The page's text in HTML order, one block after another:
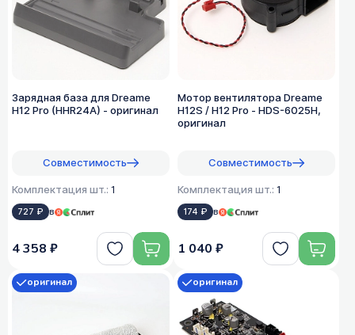
Зарядная база для Dreame
H12 Pro (HHR24A) - оригинал
Совместимость
Комплектация шт.: 1
727 ₽ в
4 358 ₽
Мотор вентилятора Dreame
H12S / H12 Pro - HDS-6025H,
оригинал
Совместимость
Комплектация шт.: 1
174 ₽ в
1 040 ₽
оригинал оригинал